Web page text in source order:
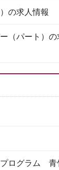
の求人情報
（パート）の
プログラム 青